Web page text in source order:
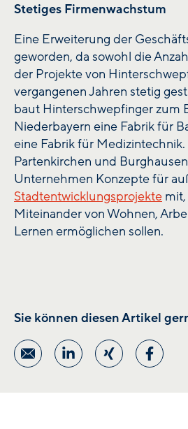
Stetiges Firmenwachstum
Eine Erweiterung der
geworden, da sowohl die
der Projekte von
vergangenen Jahren stetig
baut Hinterschwepfinger zum
Niederbayern eine Fabrik für
eine Fabrik für
Partenkirchen und
Unternehmen Konzepte für
Stadtentwicklungsprojekte
Miteinander von Wohnen,
Lernen ermöglichen sollen.
Sie können diesen Artikel